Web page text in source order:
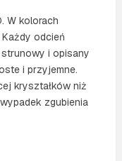
W kolorach
odcień
i opisany
i przyjemne.
kryształków niż
zgubienia